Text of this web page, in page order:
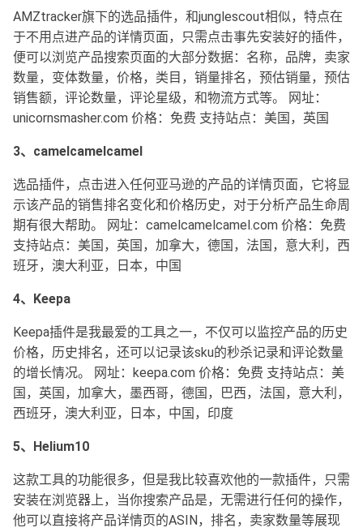
AMZtracker旗下的选品插件，和junglescout相似，特点在
于不用点进产品的详情页面，只需点击事先安装好的插件，
便可以浏览产品搜索页面的大部分数据：名称，品牌，卖家
数量，变体数量，价格，类目，销量排名，预估销量，预估
销售额，评论数量，评论星级，和物流方式等。 网址：
unicornsmasher.com 价格：免费 支持站点：美国，英国
3、camelcamelcamel
选品插件，点击进入任何亚马逊的产品的详情页面，它将显
示该产品的销售排名变化和价格历史，对于分析产品生命周
期有很大帮助。 网址：camelcamelcamel.com 价格：免费
支持站点：美国，英国，加拿大，德国，法国，意大利，西
班牙，澳大利亚，日本，中国
4、Keepa
Keepa插件是我最爱的工具之一，不仅可以监控产品的历史
价格，历史排名，还可以记录该sku的秒杀记录和评论数量
的增长情况。 网址：keepa.com 价格：免费 支持站点：美
国，英国，加拿大，墨西哥，德国，巴西，法国，意大利，
西班牙，澳大利亚，日本，中国，印度
5、Helium10
这款工具的功能很多，但是我比较喜欢他的一款插件，只需
安装在浏览器上，当你搜索产品是，无需进行任何的操作，
他可以直接将产品详情页的ASIN，排名，卖家数量等展现